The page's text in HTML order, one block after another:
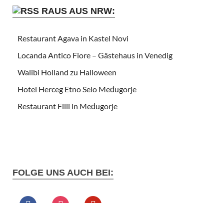
RAUS AUS NRW:
Restaurant Agava in Kastel Novi
Locanda Antico Fiore – Gästehaus in Venedig
Walibi Holland zu Halloween
Hotel Herceg Etno Selo Međugorje
Restaurant Filii in Međugorje
FOLGE UNS AUCH BEI: